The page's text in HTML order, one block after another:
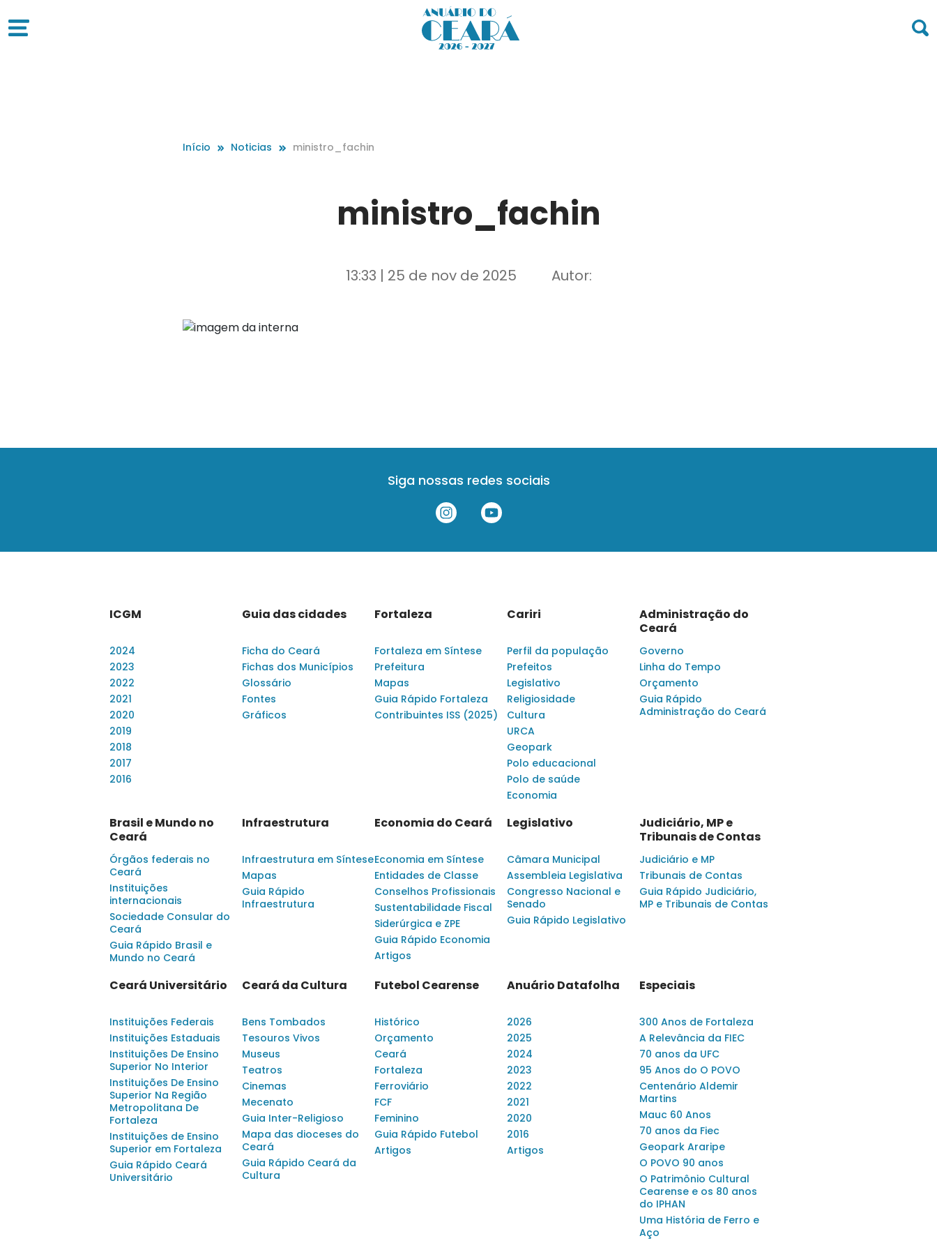
Início Noticias ministro_fachin
ministro_fachin
13:33 | 25 de nov de 2025 Autor:
Siga nossas redes sociais
ICGM
2024
2023
2022
2021
2020
2019
2018
2017
2016
Guia das cidades
Ficha do Ceará
Fichas dos Municípios
Glossário
Fontes
Gráficos
Fortaleza
Fortaleza em Síntese
Prefeitura
Mapas
Guia Rápido Fortaleza
Contribuintes ISS (2025)
Cariri
Perfil da população
Prefeitos
Legislativo
Religiosidade
Cultura
URCA
Geopark
Polo educacional
Polo de saúde
Economia
Administração do
Ceará
Governo
Linha do Tempo
Orçamento
Guia Rápido
Administração do Ceará
Brasil e Mundo no
Ceará
Órgãos federais no
Ceará
Instituições
internacionais
Sociedade Consular do
Ceará
Guia Rápido Brasil e
Mundo no Ceará
Infraestrutura
Infraestrutura em Síntese
Mapas
Guia Rápido
Infraestrutura
Economia do Ceará
Economia em Síntese
Entidades de Classe
Conselhos Profissionais
Sustentabilidade Fiscal
Siderúrgica e ZPE
Guia Rápido Economia
Artigos
Legislativo
Câmara Municipal
Assembleia Legislativa
Congresso Nacional e
Senado
Guia Rápido Legislativo
Judiciário, MP e
Tribunais de Contas
Judiciário e MP
Tribunais de Contas
Guia Rápido Judiciário,
MP e Tribunais de Contas
Ceará Universitário
Instituições Federais
Instituições Estaduais
Instituições De Ensino
Superior No Interior
Instituições De Ensino
Superior Na Região
Metropolitana De
Fortaleza
Instituições de Ensino
Superior em Fortaleza
Guia Rápido Ceará
Universitário
Ceará da Cultura
Bens Tombados
Tesouros Vivos
Museus
Teatros
Cinemas
Mecenato
Guia Inter-Religioso
Mapa das dioceses do
Ceará
Guia Rápido Ceará da
Cultura
Futebol Cearense
Histórico
Orçamento
Ceará
Fortaleza
Ferroviário
FCF
Feminino
Guia Rápido Futebol
Artigos
Anuário Datafolha
2026
2025
2024
2023
2022
2021
2020
2016
Artigos
Especiais
300 Anos de Fortaleza
A Relevância da FIEC
70 anos da UFC
95 Anos do O POVO
Centenário Aldemir
Martins
Mauc 60 Anos
70 anos da Fiec
Geopark Araripe
O POVO 90 anos
O Patrimônio Cultural
Cearense e os 80 anos
do IPHAN
Uma História de Ferro e
Aço